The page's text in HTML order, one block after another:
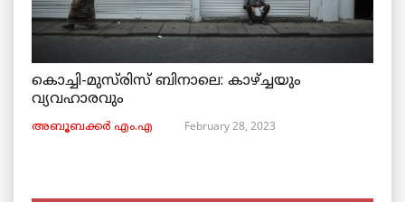
കൊച്ചി-മുസ്‌രിസ് ബിനാലെ: കാഴ്ച്ചയും
വ്യവഹാരവും
അബൂബക്കർ എം.എ February 28, 2023